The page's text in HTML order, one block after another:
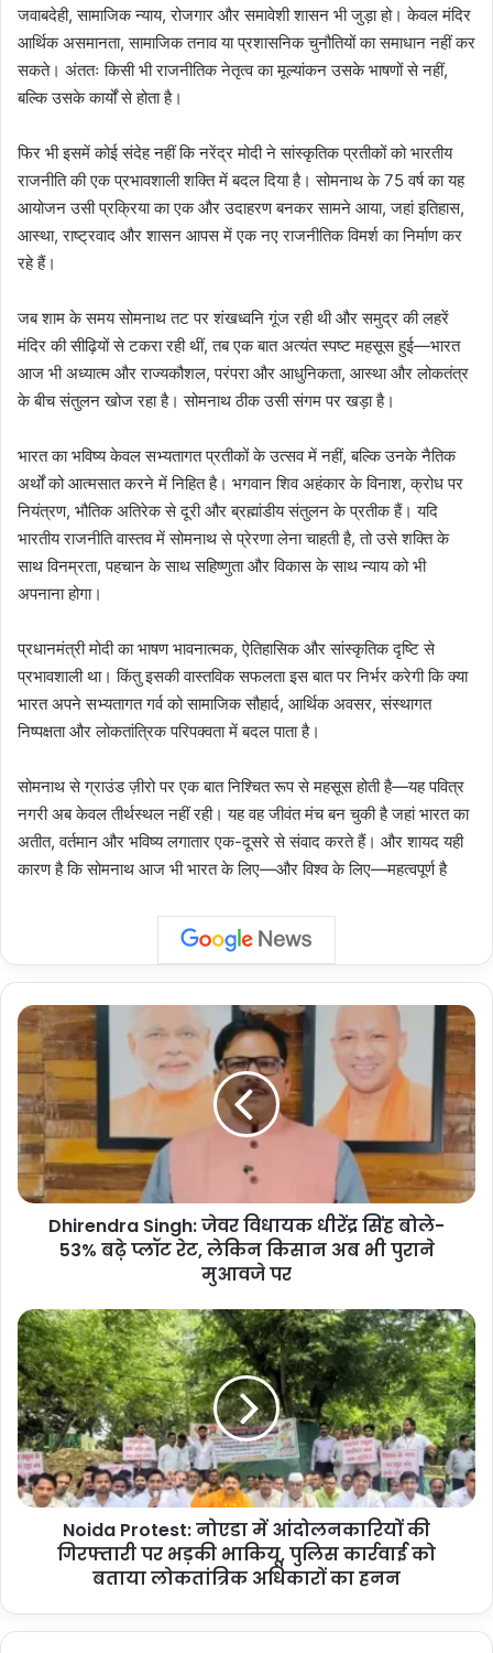
जवाबदेही, सामाजिक न्याय, रोजगार और समावेशी शासन भी जुड़ा हो। केवल मंदिर
आर्थिक असमानता, सामाजिक तनाव या प्रशासनिक चुनौतियों का समाधान नहीं कर
सकते। अंततः किसी भी राजनीतिक नेतृत्व का मूल्यांकन उसके भाषणों से नहीं,
बल्कि उसके कार्यों से होता है।
फिर भी इसमें कोई संदेह नहीं कि नरेंद्र मोदी ने सांस्कृतिक प्रतीकों को भारतीय
राजनीति की एक प्रभावशाली शक्ति में बदल दिया है। सोमनाथ के 75 वर्ष का यह
आयोजन उसी प्रक्रिया का एक और उदाहरण बनकर सामने आया, जहां इतिहास,
आस्था, राष्ट्रवाद और शासन आपस में एक नए राजनीतिक विमर्श का निर्माण कर
रहे हैं।
जब शाम के समय सोमनाथ तट पर शंखध्वनि गूंज रही थी और समुद्र की लहरें
मंदिर की सीढ़ियों से टकरा रही थीं, तब एक बात अत्यंत स्पष्ट महसूस हुई—भारत
आज भी अध्यात्म और राज्यकौशल, परंपरा और आधुनिकता, आस्था और लोकतंत्र
के बीच संतुलन खोज रहा है। सोमनाथ ठीक उसी संगम पर खड़ा है।
भारत का भविष्य केवल सभ्यतागत प्रतीकों के उत्सव में नहीं, बल्कि उनके नैतिक
अर्थों को आत्मसात करने में निहित है। भगवान शिव अहंकार के विनाश, क्रोध पर
नियंत्रण, भौतिक अतिरेक से दूरी और ब्रह्मांडीय संतुलन के प्रतीक हैं। यदि
भारतीय राजनीति वास्तव में सोमनाथ से प्रेरणा लेना चाहती है, तो उसे शक्ति के
साथ विनम्रता, पहचान के साथ सहिष्णुता और विकास के साथ न्याय को भी
अपनाना होगा।
प्रधानमंत्री मोदी का भाषण भावनात्मक, ऐतिहासिक और सांस्कृतिक दृष्टि से
प्रभावशाली था। किंतु इसकी वास्तविक सफलता इस बात पर निर्भर करेगी कि क्या
भारत अपने सभ्यतागत गर्व को सामाजिक सौहार्द, आर्थिक अवसर, संस्थागत
निष्पक्षता और लोकतांत्रिक परिपक्वता में बदल पाता है।
सोमनाथ से ग्राउंड ज़ीरो पर एक बात निश्चित रूप से महसूस होती है—यह पवित्र
नगरी अब केवल तीर्थस्थल नहीं रही। यह वह जीवंत मंच बन चुकी है जहां भारत का
अतीत, वर्तमान और भविष्य लगातार एक-दूसरे से संवाद करते हैं। और शायद यही
कारण है कि सोमनाथ आज भी भारत के लिए—और विश्व के लिए—महत्वपूर्ण है
Dhirendra
Singh:
जेवर
विधायक
धीरेंद्र
सिंह
बोले-
53%
बढ़े
अब
भी
पुराने
मुआवजे
पर
Dhirendra Singh: जेवर विधायक धीरेंद्र सिंह बोले-
53% बढ़े प्लॉट रेट, लेकिन किसान अब भी पुराने
मुआवजे पर
Noida
Protest:
नोएडा
में
आंदोलनकारियों
की
गिरफ्तारी
पर
भड़की
Noida Protest: नोएडा में आंदोलनकारियों की
गिरफ्तारी पर भड़की भाकियू, पुलिस कार्रवाई को
बताया लोकतांत्रिक अधिकारों का हनन